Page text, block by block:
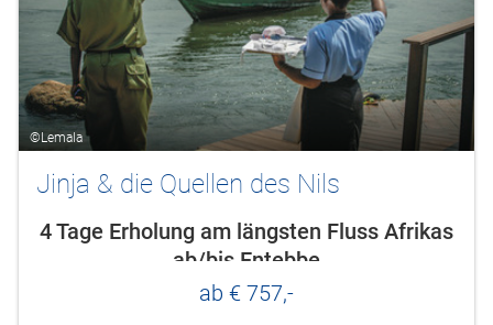
©Lemala
Jinja & die Quellen des Nils
4 Tage Erholung am längsten Fluss Afrikas
ab/bis Entebbe
ab € 757,-